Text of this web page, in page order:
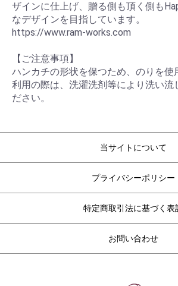
ザインに仕上げ、贈る側も頂く側も
なデザインを目指しています。
https://www.ram-works.com
【ご注意事項】
ハンカチの形状を保つため、のりを使
利用の際は、洗濯洗剤等により洗い流
ださい。
当サイトについて
プライバシーポリシー
特定商取引法に基づく表
お問い合わせ